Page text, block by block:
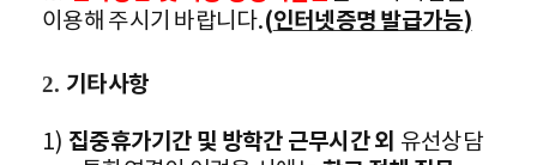
이용해 주시기 바랍니다.(인터넷증명 발급가능)
2. 기타사항
1) 집중휴가기간 및 방학간 근무시간 외 유선상담